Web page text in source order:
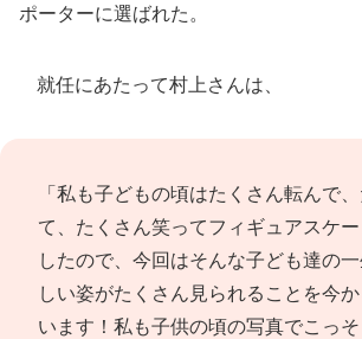
ポーターに選ばれた。
就任にあたって村上さんは、
「私も子どもの頃はたくさん転んで
て、たくさん笑ってフィギュアスケ
したので、今回はそんな子ども達の
しい姿がたくさん見られることを今
います！私も子供の頃の写真でこっ